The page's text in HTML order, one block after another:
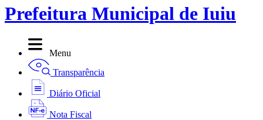
Prefeitura Municipal de Iuiu
Menu
Transparência
Diário Oficial
Nota Fiscal